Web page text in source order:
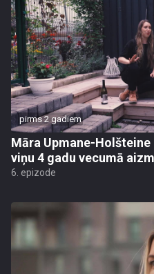
pirms 2 gadiem
Māra Upmane-
viņu 4 gadu vecumā
6. epizode